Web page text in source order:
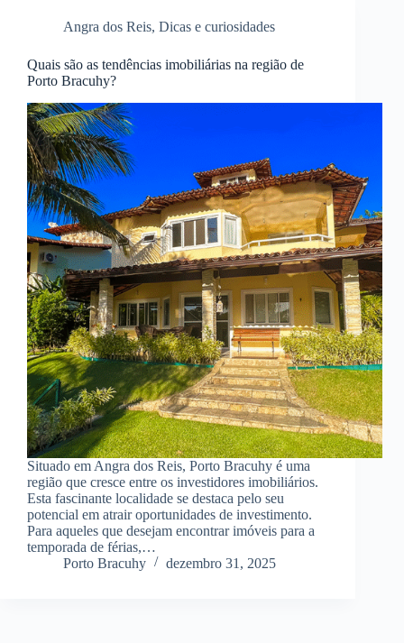
Angra dos Reis, Dicas e curiosidades
Quais são as tendências imobiliárias na região de
Porto Bracuhy?
Situado em Angra dos Reis, Porto Bracuhy é uma
região que cresce entre os investidores imobiliários.
Esta fascinante localidade se destaca pelo seu
potencial em atrair oportunidades de investimento.
Para aqueles que desejam encontrar imóveis para a
temporada de férias,…
Porto Bracuhy
dezembro 31, 2025